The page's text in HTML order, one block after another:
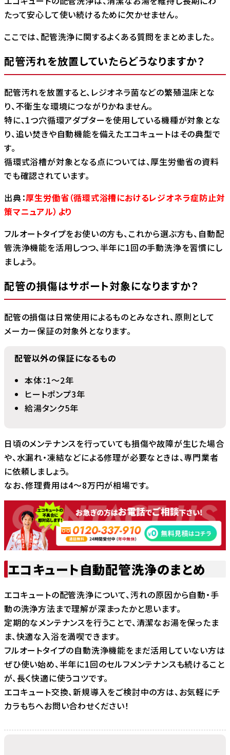
たって安心して使い続けるために欠かせません。
ここでは、配管洗浄に関するよくある質問をまとめました。
配管汚れを放置していたらどうなりますか？
配管汚れを放置すると、レジオネラ菌などの繁殖温床とな
り、不衛生な環境につながりかねません。
特に、1つ穴循環アダプターを使用している機種が対象とな
り、追い焚きや自動機能を備えたエコキュートはその典型で
す。
循環式浴槽が対象となる点については、厚生労働省の資料
でも確認されています。
出典：厚生労働省（循環式浴槽におけるレジオネラ症防止対
策マニュアル）より
フルオートタイプをお使いの方も、これから選ぶ方も、自動配
管洗浄機能を活用しつつ、半年に1回の手動洗浄を習慣にし
ましょう。
配管の損傷はサポート対象になりますか？
配管の損傷は日常使用によるものとみなされ、原則として
メーカー保証の対象外となります。
配管以外の保証になるもの
本体：1～2年
ヒートポンプ3年
給湯タンク5年
日頃のメンテナンスを行っていても損傷や故障が生じた場合
や、水漏れ・凍結などによる修理が必要なときは、専門業者
に依頼しましょう。
なお、修理費用は4〜8万円が相場です。
エコキュート自動配管洗浄のまとめ
エコキュートの配管洗浄について、汚れの原因から自動・手
動の洗浄方法まで理解が深まったかと思います。
定期的なメンテナンスを行うことで、清潔なお湯を保ったま
ま、快適な入浴を満喫できます。
フルオートタイプの自動洗浄機能をまだ活用していない方は
ぜひ使い始め、半年に1回のセルフメンテナンスも続けること
が、長く快適に使うコツです。
エコキュート交換、新規導入をご検討中の方は、お気軽にチ
カラもちへお問い合わせください！